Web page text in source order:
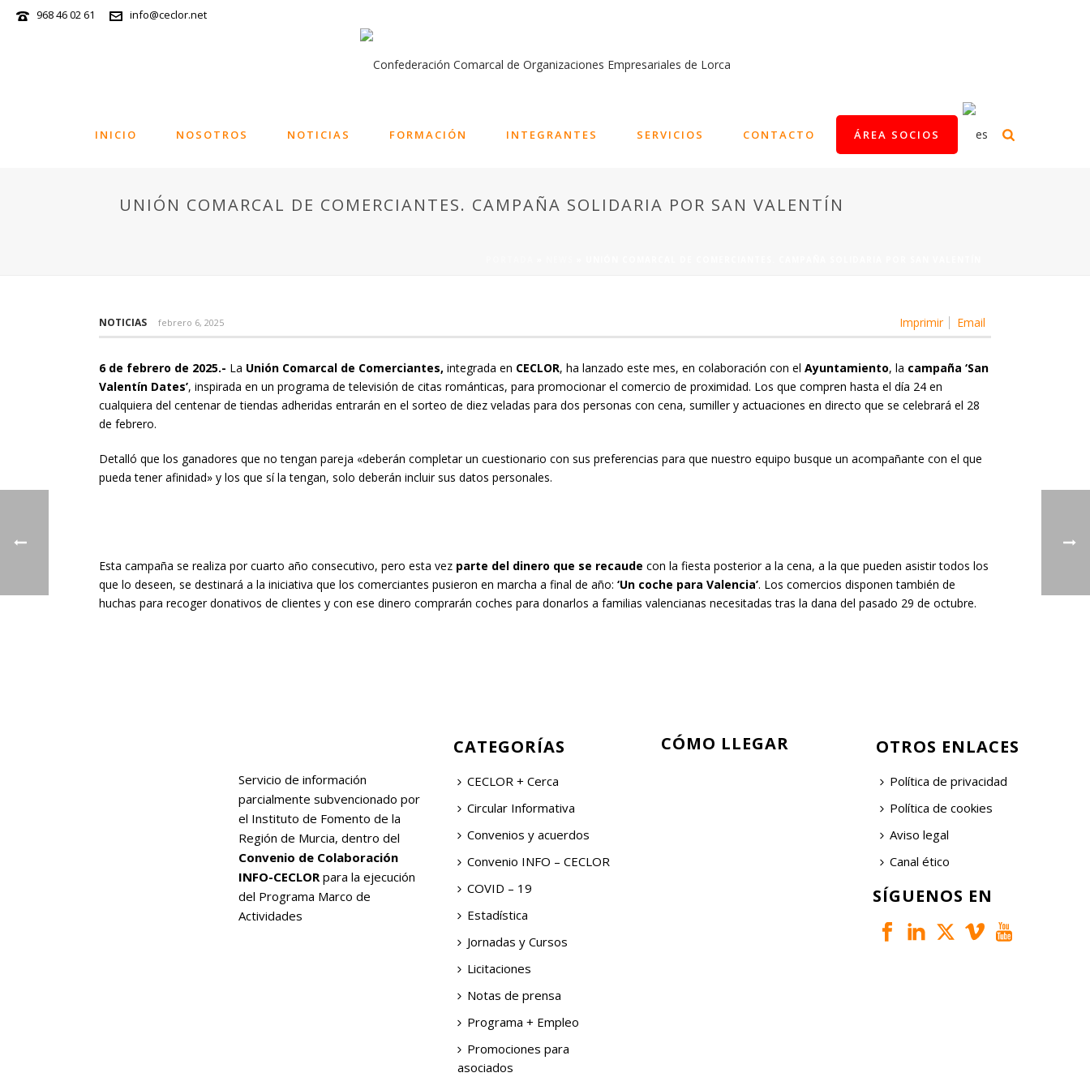
968 46 02 61 info@ceclor.net
INICIO NOSOTROS NOTICIAS FORMACIÓN INTEGRANTES SERVICIOS CONTACTO ÁREA SOCIOS
UNIÓN COMARCAL DE COMERCIANTES. CAMPAÑA SOLIDARIA POR SAN VALENTÍN
Imprimir Email
NOTICIAS febrero 6, 2025
6 de febrero de 2025.- La Unión Comarcal de Comerciantes, integrada en CECLOR, ha lanzado este mes, en colaboración con el Ayuntamiento, la campaña ‘San
Valentín Dates’, inspirada en un programa de televisión de citas románticas, para promocionar el comercio de proximidad. Los que compren hasta el día 24 en
cualquiera del centenar de tiendas adheridas entrarán en el sorteo de diez veladas para dos personas con cena, sumiller y actuaciones en directo que se celebrará el 28
de febrero.
Detalló que los ganadores que no tengan pareja «deberán completar un cuestionario con sus preferencias para que nuestro equipo busque un acompañante con el que
pueda tener afinidad» y los que sí la tengan, solo deberán incluir sus datos personales.
Esta campaña se realiza por cuarto año consecutivo, pero esta vez parte del dinero que se recaude con la fiesta posterior a la cena, a la que pueden asistir todos los
que lo deseen, se destinará a la iniciativa que los comerciantes pusieron en marcha a final de año: ‘Un coche para Valencia’. Los comercios disponen también de
huchas para recoger donativos de clientes y con ese dinero comprarán coches para donarlos a familias valencianas necesitadas tras la dana del pasado 29 de octubre.
Servicio de información
parcialmente subvencionado por
el Instituto de Fomento de la
Región de Murcia, dentro del
Convenio de Colaboración
INFO-CECLOR para la ejecución
del Programa Marco de
Actividades
CATEGORÍAS
CECLOR + Cerca
Circular Informativa
Convenios y acuerdos
Convenio INFO – CECLOR
COVID – 19
Estadística
Jornadas y Cursos
Licitaciones
Notas de prensa
Programa + Empleo
Promociones para
asociados
CÓMO LLEGAR OTROS ENLACES
Política de privacidad
Política de cookies
Aviso legal
Canal ético
SÍGUENOS EN